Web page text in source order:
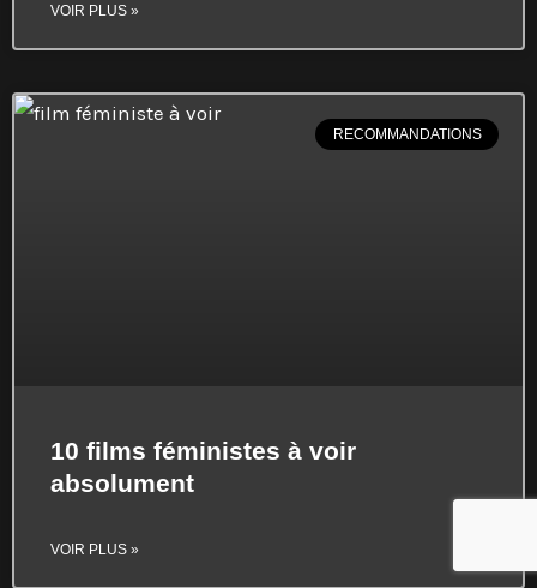
VOIR PLUS »
RECOMMANDATIONS
10 films féministes à voir
absolument
VOIR PLUS »